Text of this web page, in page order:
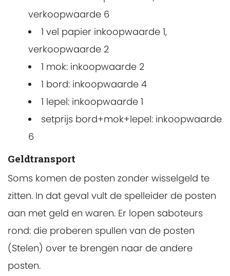
verkoopwaarde 6
1 vel papier inkoopwaarde 1,
verkoopwaarde 2
1 mok: inkoopwaarde 2
1 bord: inkoopwaarde 4
1 lepel: inkoopwaarde 1
setprijs bord+mok+lepel: inkoopwaarde
6
Geldtransport
Soms komen de posten zonder wisselgeld te
zitten. In dat geval vult de spelleider de posten
aan met geld en waren. Er lopen saboteurs
rond: die proberen spullen van de posten
(Stelen) over te brengen naar de andere
posten.